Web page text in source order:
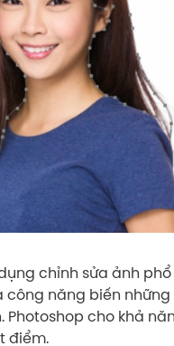
chỉnh sửa ảnh
công năng biến
Photoshop cho khả
điểm.